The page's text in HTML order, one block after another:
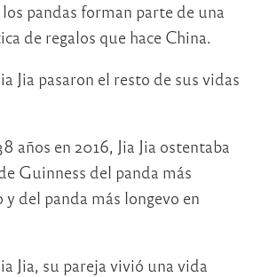
pandas forman parte de una
de regalos que hace China.
Jia pasaron el resto de sus vidas
años en 2016, Jia Jia ostentaba
Guinness del panda más
del panda más longevo en
Jia, su pareja vivió una vida